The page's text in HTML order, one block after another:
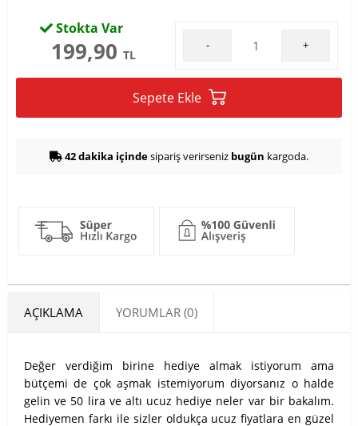
Stokta Var
199,90 TL
- +
Sepete Ekle
42 dakika içindesipariş verirseniz bugün kargoda.
AÇIKLAMA YORUMLAR (0)
Değer verdiğim birine hediye almak istiyorum ama
bütçemi de çok aşmak istemiyorum diyorsanız o halde
gelin ve 50 lira ve altı ucuz hediye neler var bir bakalım.
Hediyemen farkı ile sizler oldukça ucuz fiyatlara en güzel